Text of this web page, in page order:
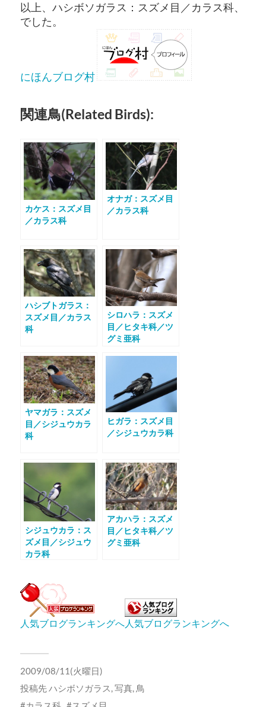
以上、ハシボソガラス：スズメ目／カラス科、
でした。
にほんブログ村
関連鳥(Related Birds):
カケス：スズメ目
／カラス科
オナガ：スズメ目
／カラス科
ハシブトガラス：
スズメ目／カラス
科
シロハラ：スズメ
目／ヒタキ科／ツ
グミ亜科
ヤマガラ：スズメ
目／シジュウカラ
科
ヒガラ：スズメ目
／シジュウカラ科
シジュウカラ：ス
ズメ目／シジュウ
カラ科
アカハラ：スズメ
目／ヒタキ科／ツ
グミ亜科
人気ブログランキングへ人気ブログランキングへ
2009/08/11(火曜日)
投稿先ハシボソガラス ,写真, 鳥